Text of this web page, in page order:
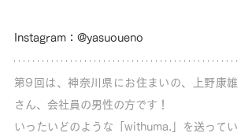
Instagram：@yasuoueno
第9回は、神奈川県にお住まいの、上野康雄
さん、会社員の男性の方です！
いったいどのような「withuma.」を送ってい